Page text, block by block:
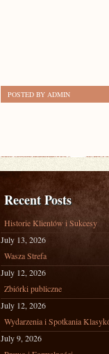
POSTED BY ADMIN
Recent Posts
Historie Klientów i Sukcesy
July 13, 2026
Wasza Strefa
July 12, 2026
Zbiórki publiczne
July 12, 2026
Wydarzenia i Spotkania
July 9, 2026